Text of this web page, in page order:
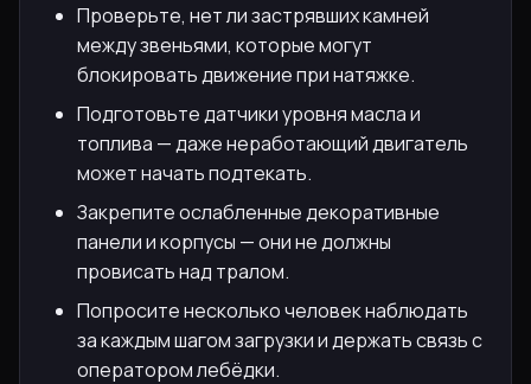
Проверьте, нет ли застрявших камней
между звеньями, которые могут
блокировать движение при натяжке.
Подготовьте датчики уровня масла и
топлива — даже неработающий двигатель
может начать подтекать.
Закрепите ослабленные декоративные
панели и корпусы — они не должны
провисать над тралом.
Попросите несколько человек наблюдать
за каждым шагом загрузки и держать связь с
оператором лебёдки.